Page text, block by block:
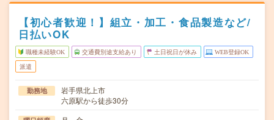
【初心者歓迎！】組立・加工・食品製造など/
日払いOK
職種未経験OK 交通費別途支給あり 土日祝日が休み WEB登録OK
派遣
勤務地
岩手県北上市
六原駅から徒歩30分